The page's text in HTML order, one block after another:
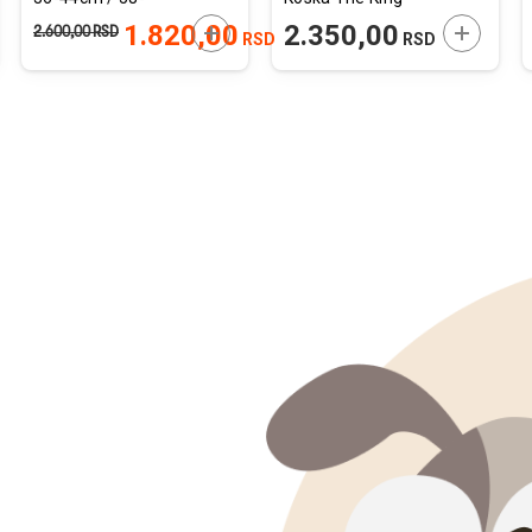
U KORPU 1.820,00 RSD
2.600,00RSD DODAJTE U KORPU
2.350,00 RSD